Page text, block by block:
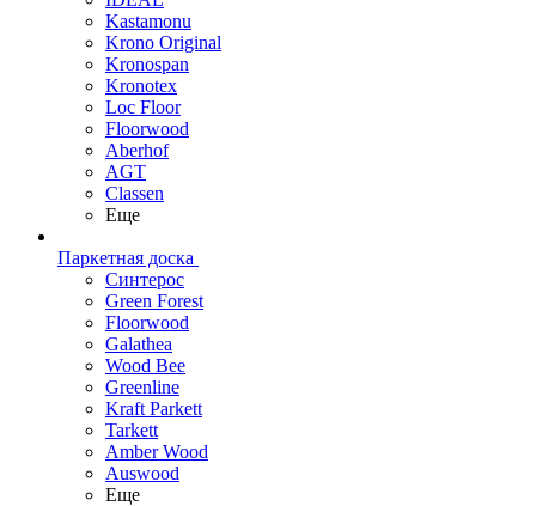
Kastamonu
Krono Original
Kronospan
Kronotex
Loc Floor
Floorwood
Aberhof
AGT
Classen
Еще
Паркетная доска
Синтерос
Green Forest
Floorwood
Galathea
Wood Bee
Greenline
Kraft Parkett
Tarkett
Amber Wood
Auswood
Еще